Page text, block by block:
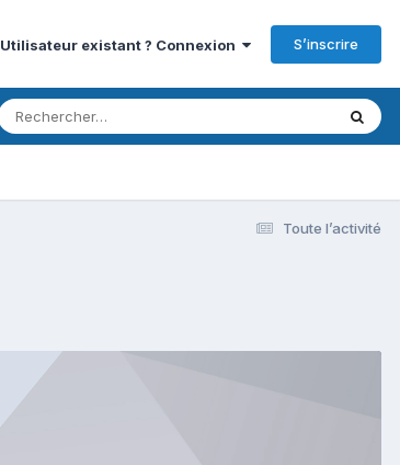
Utilisateur existant ? Connexion S’inscrire
Toute l’activité